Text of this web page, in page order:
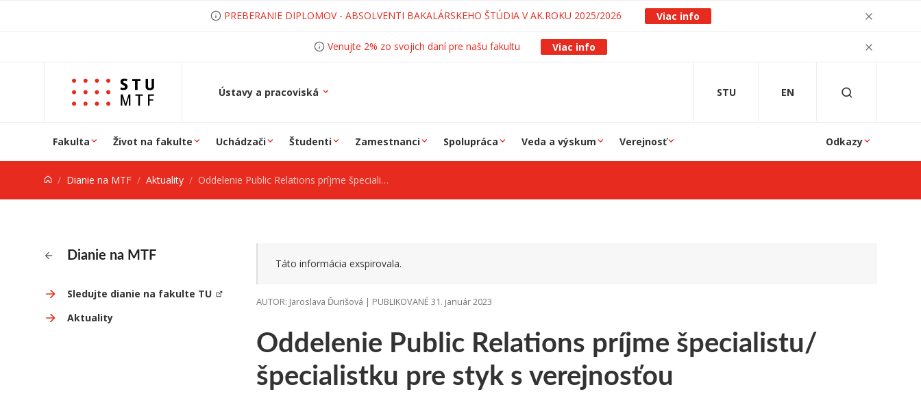
PREBERANIE DIPLOMOV - ABSOLVENTI BAKALÁRSKEHO ŠTÚDIA V AK.ROKU 2025/2026 Viac info
Venujte 2% zo svojich daní pre našu fakultu Viac info
Ústavy a pracoviská STU EN
Fakulta Život na fakulte Uchádzači Študenti Zamestnanci Spolupráca Veda a výskum Verejnosť Odkazy
Dianie na MTF Aktuality Oddelenie Public Relations príjme špecialistu/špecialistku pre styk s verejnosťou ( na zastupovanie počas materskej dovolenky)
Dianie na MTF
Sledujte dianie na fakulte TU
Aktuality
Oddelenie Public Relations príjme špecialistu/
špecialistku pre styk s verejnosťou
Táto informácia exspirovala.
AUTOR: Jaroslava Ďurišová | PUBLIKOVANÉ 31. január 2023